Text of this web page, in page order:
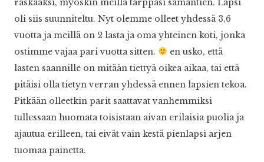
raskaaksi, myöskin meillä tärppäsi samantien. Lapsi
oli siis suunniteltu. Nyt olemme olleet yhdessä 3,6
vuotta ja meillä on 2 lasta ja oma yhteinen koti, jonka
ostimme vajaa pari vuotta sitten.
en usko, että
lasten saannille on mitään tiettyä oikea aikaa, tai että
pitäisi olla tietyn verran yhdessä ennen lapsien tekoa.
Pitkään olleetkin parit saattavat vanhemmiksi
tullessaan huomata toisistaan aivan erilaisia puolia ja
ajautua erilleen, tai eivät vain kestä pienlapsi arjen
tuomaa painetta.